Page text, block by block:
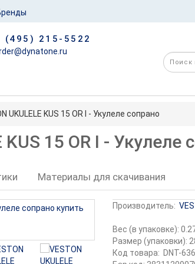
(495) 215-5522
UKULELE KUS 15 OR I - Укулеле сопрано
KUS 15 OR I -
Материалы для скачивания
Производитель:
Вес (в упаковке):
Размер (упаковки):
Код товара: DNT-